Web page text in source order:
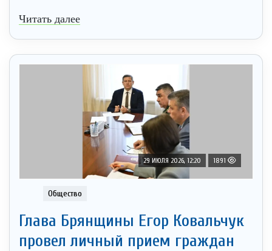
Читать далее
29 ИЮЛЯ 2026, 12:20 1891
Общество
Глава Брянщины Егор Ковальчук
провел личный прием граждан